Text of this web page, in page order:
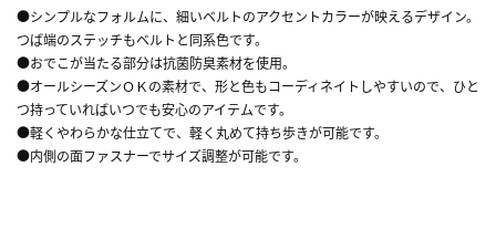
●シンプルなフォルムに、細いベルトのアクセントカラーが映えるデザイン。
つば端のステッチもベルトと同系色です。
●おでこが当たる部分は抗菌防臭素材を使用。
●オールシーズンＯＫの素材で、形と色もコーディネイトしやすいので、ひと
つ持っていればいつでも安心のアイテムです。
●軽くやわらかな仕立てで、軽く丸めて持ち歩きが可能です。
●内側の面ファスナーでサイズ調整が可能です。